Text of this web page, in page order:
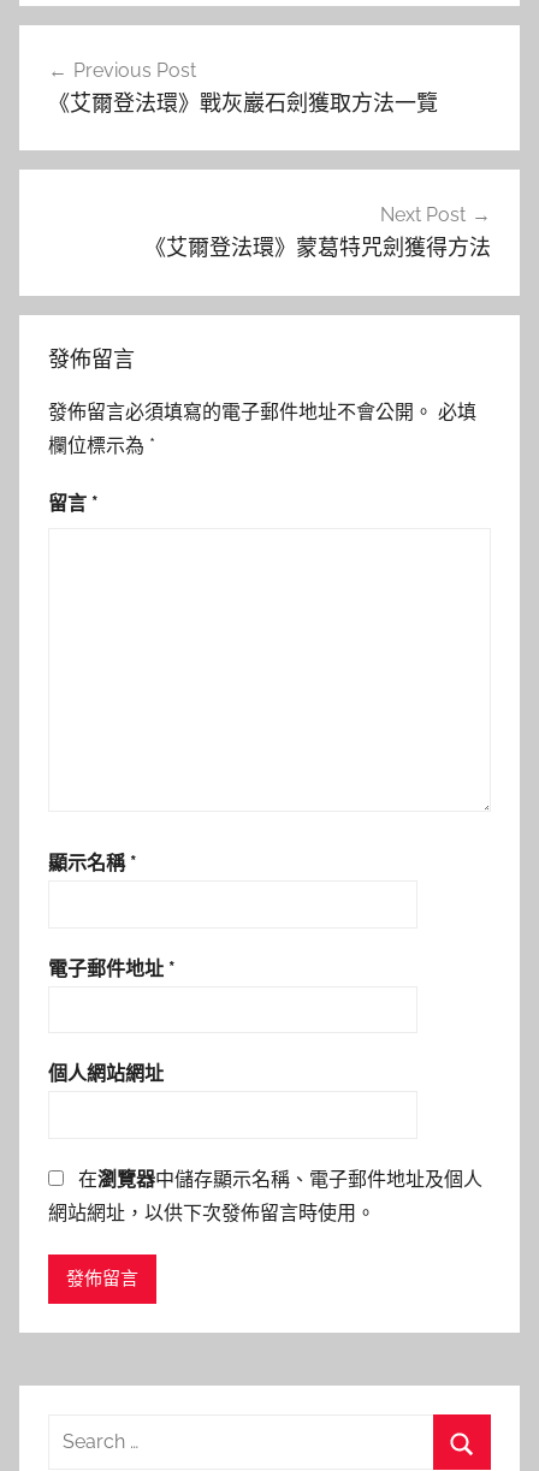
覽
Previous Post
《艾爾登法環》戰灰巖石劍獲取方法一覽
Next Post
《艾爾登法環》蒙葛特咒劍獲得方法
發佈留言
發佈留言必須填寫的電子郵件地址不會公開。 必填
欄位標示為 *
留言 *
顯示名稱 *
電子郵件地址 *
個人網站網址
在瀏覽器中儲存顯示名稱、電子郵件地址及個人
網站網址，以供下次發佈留言時使用。
Search